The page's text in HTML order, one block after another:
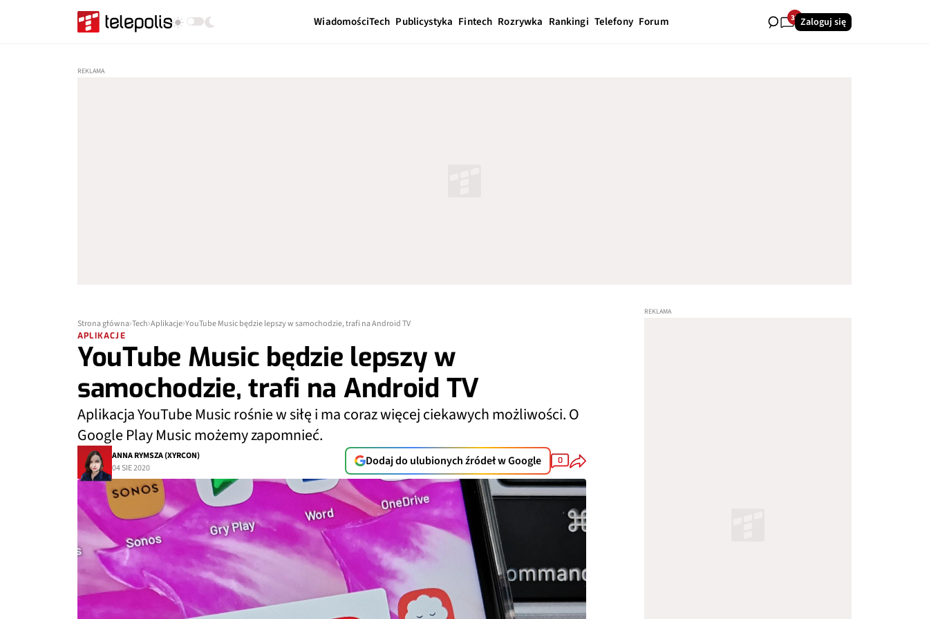
WiadomościTech Publicystyka Fintech Rozrywka Rankingi Telefony Forum 32Zaloguj się
Strona główna Tech Aplikacje YouTube Music będzie lepszy w samochodzie, trafi na Android TV
APLIKACJE
YouTube Music będzie lepszy w
samochodzie, trafi na Android TV
Aplikacja YouTube Music rośnie w siłę i ma coraz więcej ciekawych możliwości. O
Google Play Music możemy zapomnieć.
ANNA RYMSZA (XYRCON)
04 SIE 2020
Dodaj do ulubionych źródeł w Google 0